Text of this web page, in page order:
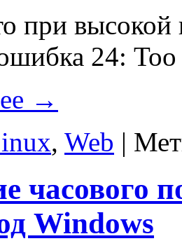
при высокой
24:
→
, Web |
часового
Windows